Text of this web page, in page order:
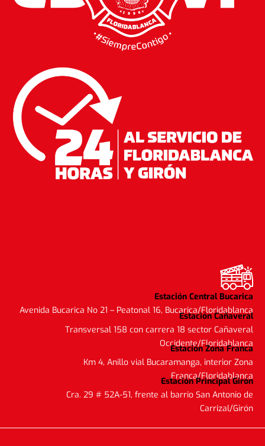
Estación Central Bucarica
Avenida Bucarica No 21 – Peatonal 16, Bucarica/Floridablanca
Estación Cañaveral
Transversal 158 con carrera 18 sector Cañaveral
Occidente/Floridablanca
Estación Zona Franca
Km 4, Anillo vial Bucaramanga, interior Zona
Franca/Floridablanca
Estación Principal Girón
Cra. 29 # 52A-51, frente al barrio San Antonio de
Carrizal/Girón